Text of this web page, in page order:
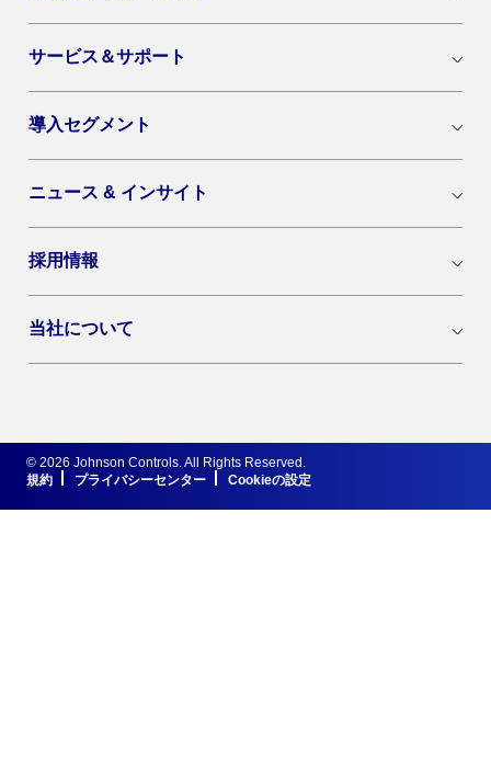
サービス＆サポート
導入セグメント
ニュース & インサイト
採用情報
当社について
© 2026 Johnson Controls. All Rights Reserved.
規約
プライバシーセンター Cookieの設定